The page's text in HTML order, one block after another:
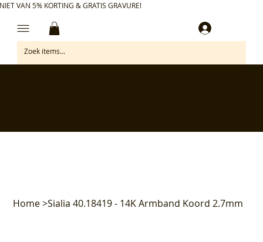
VAN 5% KORTING & GRATIS GRAVURE!
Home>Sialia 40.18419 - 14K Armband Koord 2.7mm